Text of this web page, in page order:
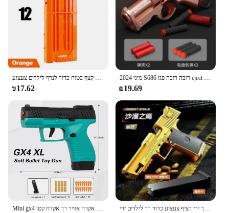
מכונת צעצוע חיצים חשמלי עבור נרף אקדח רך 7.2 ס "מ כדורים ראש חור קליעים קצף בטוח כדור לנרף לילדים צעצוע
₪17.62
2024 מיני S686 רובה רובה פגז eject כדור אוויר משגר חיצוני נשק אקדחי לילדים gif
₪19.69
Mini gx4 אקדח צעצוע מקארה חינוך דגם פגז רציף זריקת קליע משגר אקדח אוויר רך אקדח קטן אוטומטי מדברי אקדח צעצוע אקדח פגז פליטה אקדח אוויר רך ירי רציף צעצוע כדור רך לילדים ירי